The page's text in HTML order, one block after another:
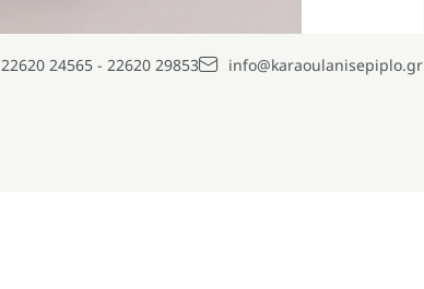
22620 24565- 22620 29853 info@karaoulanisepiplo.gr